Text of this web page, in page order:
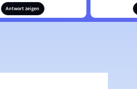
Antwort zeigen